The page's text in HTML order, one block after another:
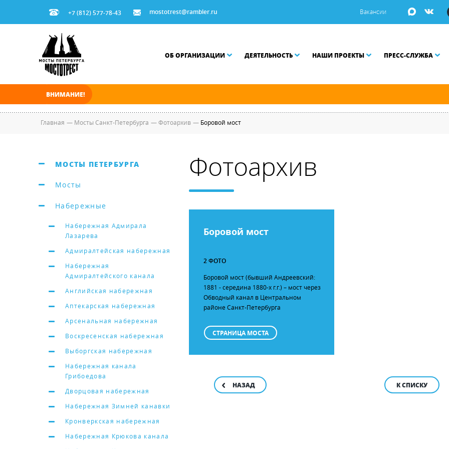
+7 (812) 577-78-43 mostotrest@rambler.ru Вакансии
ОБ ОРГАНИЗАЦИИ ДЕЯТЕЛЬНОСТЬ НАШИ ПРОЕКТЫ ПРЕСС-СЛУЖБА
ВНИМАНИЕ!
Главная — Мосты Санкт-Петербурга —Фотоархив — Боровой мост
МОСТЫ ПЕТЕРБУРГА
Мосты
Набережные
Набережная Адмирала
Лазарева
Адмиралтейская набережная
Набережная
Адмиралтейского канала
Английская набережная
Аптекарская набережная
Арсенальная набережная
Воскресенская набережная
Выборгская набережная
Набережная канала
Грибоедова
Дворцовая набережная
Набережная Зимней канавки
Кронверкская набережная
Набережная Крюкова канала
Фотоархив
Боровой мост
2 ФОТО
Боровой мост (бывший Андреевский:
1881 - середина 1880-х г.г.) – мост через
Обводный канал в Центральном
районе Санкт-Петербурга
СТРАНИЦА МОСТА
НАЗАД К СПИСКУ